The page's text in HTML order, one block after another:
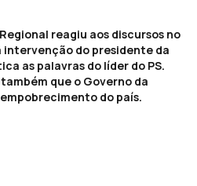
reagiu aos discursos no
intervenção do presidente da
as palavras do líder do PS.
que o Governo da
do país.